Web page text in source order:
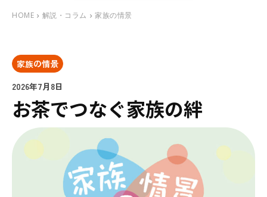
HOME 解説・コラム 家族の情景
家族の情景
2026年7月8日
お茶でつなぐ家族の絆